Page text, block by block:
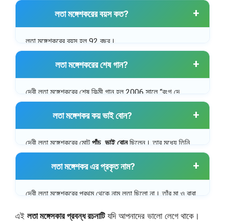
লতা মঙ্গেশকরের বয়স কত?
লতা মঙ্গেশকরের বয়স হল 92 বছর।
লতা মঙ্গেশকরের শেষ গান?
দেবী লতা মঙ্গেশকরের শেষ ফিল্মী গান হল 2006 সালে “রংগ দে
বসংতী” মুভির “লুকা ছুপ্পী” গান।
লতা মঙ্গেশকর কয় ভাই বোন?
দেবী লতা মঙ্গেশকরের মোটপাঁচ ভাই বোনছিলেন। তার মধ্যে তিনি
ছিলেন সবথেকে বড়। লতা মঙ্গেশকরের বাকি ভাই বোনের নাম হল-
আশা ভোঁসলে, ঊষা মঙ্গেশকর, মীরা মঙ্গেশকর, হৃদয়নাথ মঙ্গেশকর।
লতা মঙ্গেশকর এর প্রকৃত নাম?
দেবী লতা মঙ্গেশকরের প্রথম থেকে নাম লতা ছিলো না। তাঁর মা ও বাবা
এই লতা মঙ্গেসকার প্রবন্ধ রচনাটিযদি আপনাদের ভালো লেগে থাকে।